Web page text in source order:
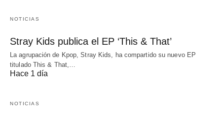
NOTICIAS
Stray Kids publica el EP ‘This & That’
La agrupación de Kpop, Stray Kids, ha compartido su nuevo EP
titulado This & That,…
Hace 1 día
NOTICIAS